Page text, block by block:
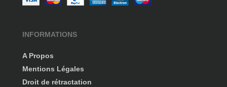
INFORMATIONS
A Propos
Mentions Légales
Droit de rétractation